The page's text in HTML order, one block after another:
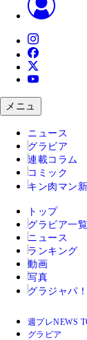
メニュ
ニュース
グラビア
連載コラム
コミック
キン肉マン
トップ
グラビア一覧
ニュース
ランキング
動画
写真
グラジャパ！
週プレNEWS
グラビア